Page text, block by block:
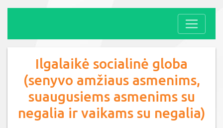
Ilgalaikė socialinė globa
(senyvo amžiaus asmenims,
suaugusiems asmenims su
negalia ir vaikams su negalia)